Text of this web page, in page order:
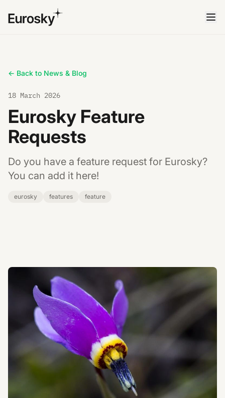
← Back to News & Blog
18 March 2026
Eurosky Feature
Requests
Do you have a feature request for Eurosky?
You can add it here!
eurosky features feature